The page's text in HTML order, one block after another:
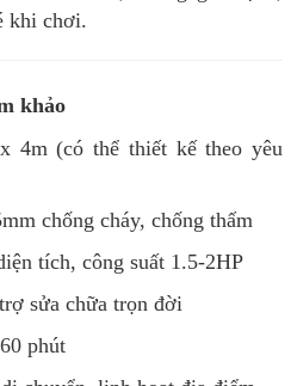
khi chơi.
khảo
4m (có thể thiết kế theo yêu
chống cháy, chống thấm
tích, công suất 1.5-2HP
sửa chữa trọn đời
phút